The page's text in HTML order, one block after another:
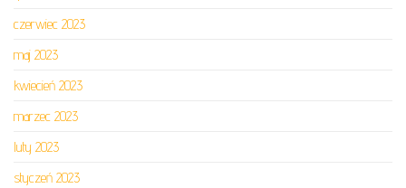
czerwiec 2023
maj 2023
kwiecień 2023
marzec 2023
luty 2023
styczeń 2023